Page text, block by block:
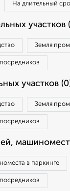
На длительный
участков
Земля
участков
Земля
машиномест
в паркинге